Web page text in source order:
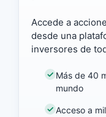
Accede a
desde una
inversores de
Más de 40
mundo
Acceso a